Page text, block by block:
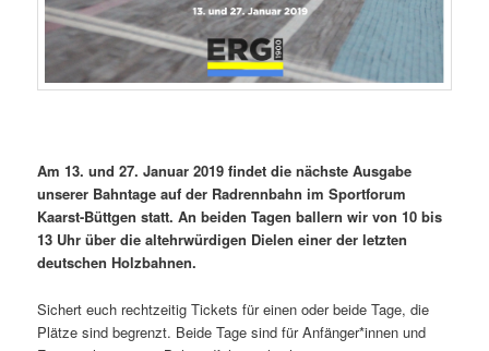
Am 13. und 27. Januar 2019findet die nächste Ausgabe
unserer Bahntage auf der Radrennbahn im Sportforum
Kaarst-Büttgen statt. An beiden Tagen ballern wir von 10 bis
13 Uhr über die altehrwürdigen Dielen einer der letzten
deutschen Holzbahnen.
Sichert euch rechtzeitig Tickets für einen oder beide Tage, die
Plätze sind begrenzt. Beide Tage sind für Anfänger*innen und